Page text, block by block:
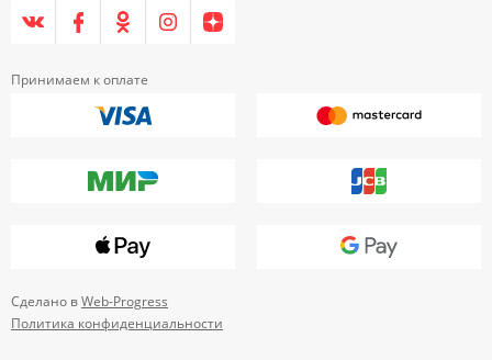
Принимаем к оплате
Сделано вWeb-Progress
Политика конфиденциальности